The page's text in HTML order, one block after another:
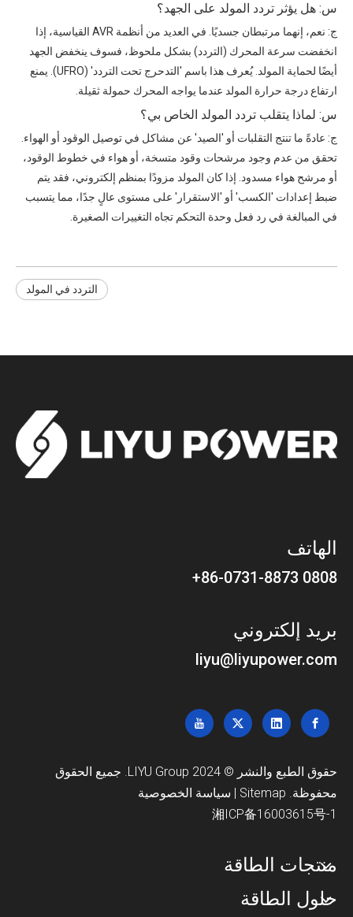
س: هل يؤثر تردد المولد على الجهد؟
ج: نعم، إنهما مرتبطان جسديًا. في العديد من أنظمة AVR القياسية، إذا
انخفضت سرعة المحرك (التردد) بشكل ملحوظ، فسوف ينخفض ​​الجهد
أيضًا لحماية المولد. يُعرف هذا باسم 'التدحرج تحت التردد' (UFRO). يمنع
ارتفاع درجة حرارة المولد عندما يواجه المحرك حمولة ثقيلة.
س: لماذا يتقلب تردد المولد الخاص بي؟
ج: عادةً ما تنتج التقلبات أو 'الصيد' عن مشاكل في توصيل الوقود أو الهواء.
تحقق من عدم وجود مرشحات وقود متسخة، أو هواء في خطوط الوقود،
أو مرشح هواء مسدود. إذا كان المولد مزودًا بمنظم إلكتروني، فقد يتم
ضبط إعدادات 'الكسب' أو 'الاستقرار' على مستوى عالٍ جدًا، مما يتسبب
في المبالغة في رد فعل وحدة التحكم تجاه التغييرات الصغيرة.
التردد في المولد
الهاتف
0808 86-0731-8873+
بريد إلكتروني
liyu@liyupower.com
حقوق الطبع والنشر © 2024 LIYU Group. جميع الحقوق
محفوظة. Sitemap
| سياسة الخصوصية
湘ICP备16003615号-1
منتجات الطاقة
حلول الطاقة